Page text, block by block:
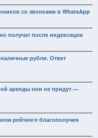
со звонками в WhatsApp
получат после индексации
рубли. Ответ
аренды они не придут —
рейтинге благополучия